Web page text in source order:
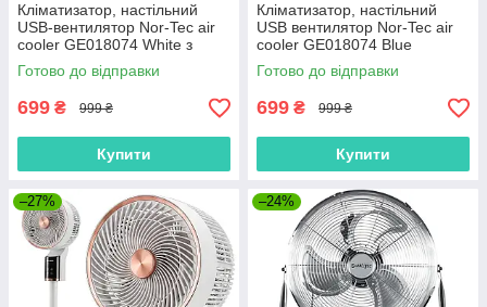
Кліматизатор, настільний
USB-вентилятор Nor-Tec air
cooler GE018074 White з
водяним охолодженням
Готово до відправки
699 ₴ 999 ₴
Купити
Кліматизатор, настільний
USB вентилятор Nor-Tec air
cooler GE018074 Blue
водяним охолодженням
Готово до відправки
699 ₴ 999 ₴
Купити
–27% –24%